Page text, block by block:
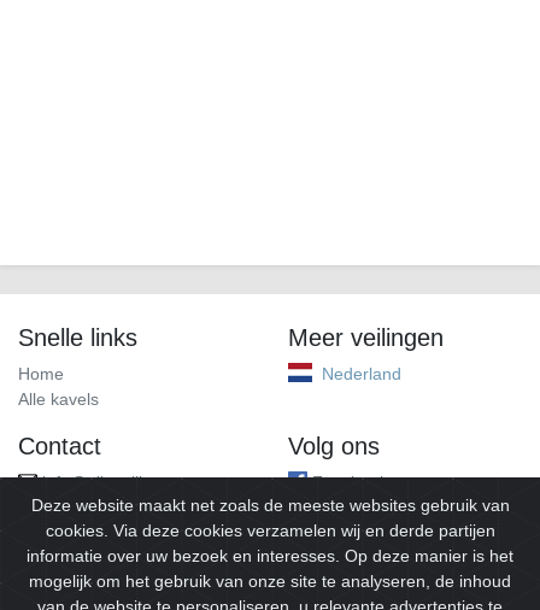
Snelle links
Home
Alle kavels
Meer veilingen
Nederland
Contact
info@alleveilingen.net
Volg ons
Facebook
Deze website maakt net zoals de meeste websites gebruik van
cookies. Via deze cookies verzamelen wij en derde partijen
informatie over uw bezoek en interesses. Op deze manier is het
mogelijk om het gebruik van onze site te analyseren, de inhoud